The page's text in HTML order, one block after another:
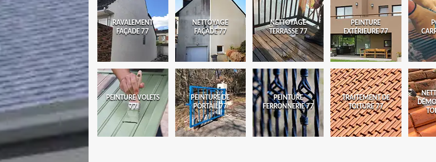
RAVALEMENT
FAÇADE 77
NETTOYAGE
FAÇADE 77
NETTOYAGE
TERRASSE 77
PEINTURE
EXTÉRIEURE 77
PEINTURE VOLETS
77
PEINTURE DE
PORTAIL 77
PEINTURE
FERRONNERIE 77
TRAITEMENT DE
TOITURE 77